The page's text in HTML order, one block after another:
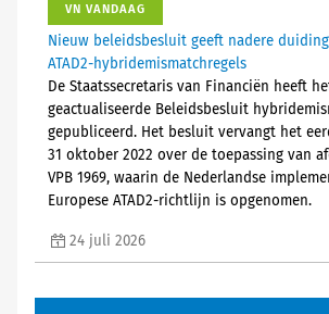
VN VANDAAG
Nieuw beleidsbesluit geeft nadere
ATAD2-hybridemismatchregels
De Staatssecretaris van Financiën heeft
geactualiseerde Beleidsbesluit
gepubliceerd. Het besluit vervangt het
31 oktober 2022 over de toepassing van
VPB 1969, waarin de Nederlandse
Europese ATAD2-richtlijn is opgenomen.
24 juli 2026